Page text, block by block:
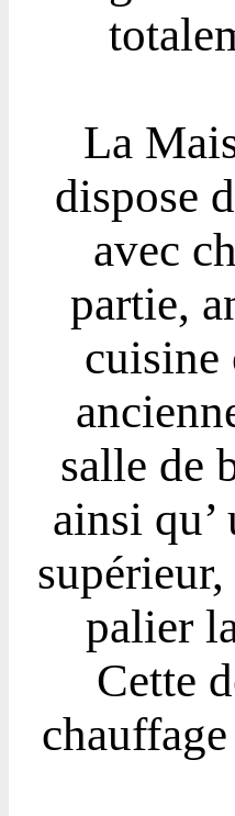
La
dispose
avec
partie,
cuisine
salle de
ainsi qu’
palier
Cette